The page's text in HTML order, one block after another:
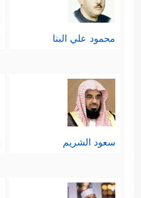
محمود علي البنا
سعود الشريم